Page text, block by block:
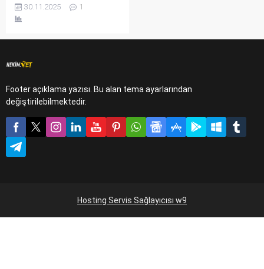
kaplumbağa ve daha fazlası
için bakım zorlukları,
Bakılabilecek Hayvanlar
30.11.2025 1
Footer açıklama yazısı. Bu alan tema ayarlarından
değiştirilebilmektedir.
Hosting Servis Sağlayıcısı w9